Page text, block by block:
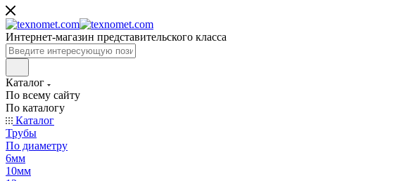
Интернет-магазин представительского класса
Каталог
По всему сайту
По каталогу
Каталог
Трубы
По диаметру
6мм
10мм